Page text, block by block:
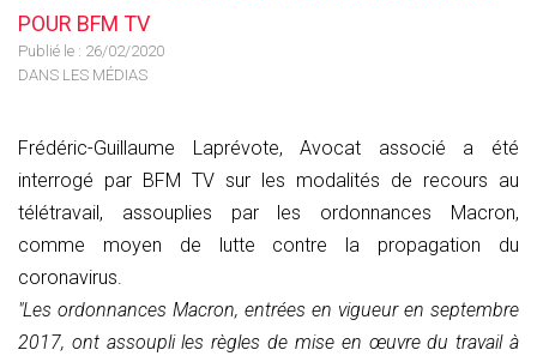
POUR BFM TV
Publié le : 26/02/2020
DANS LES MÉDIAS
Frédéric-Guillaume Laprévote, Avocat associé a été
interrogé par BFM TV sur les modalités de recours au
télétravail, assouplies par les ordonnances Macron,
comme moyen de lutte contre la propagation du
coronavirus.
"Les ordonnances Macron, entrées en vigueur en septembre
2017, ont assoupli les règles de mise en œuvre du travail à